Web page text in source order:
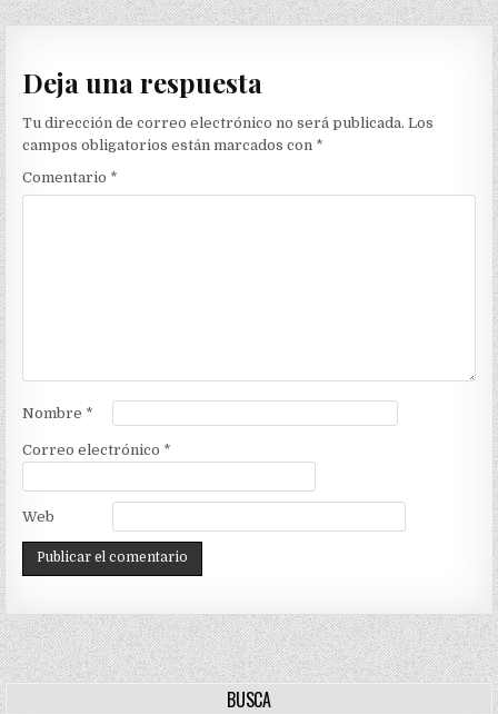
Deja una respuesta
Tu dirección de correo electrónico no será publicada. Los
campos obligatorios están marcados con *
Comentario *
Nombre *
Correo electrónico *
Web
BUSCA